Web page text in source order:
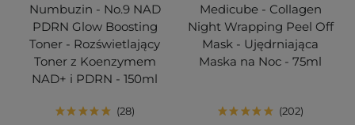
Numbuzin - No.9 NAD
PDRN Glow Boosting
Toner - Rozświetlający
Toner z Koenzymem
NAD+ i PDRN - 150ml
28
Medicube - Collagen
Night Wrapping Peel Off
Mask - Ujędrniająca
Maska na Noc - 75ml
202